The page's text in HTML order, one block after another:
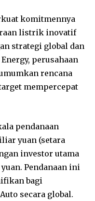
komitmennya
listrik inovatif
strategi global dan
perusahaan
rencana
mempercepat
pendanaan
yuan (setara
investor utama
Pendanaan ini
bagi
secara global.